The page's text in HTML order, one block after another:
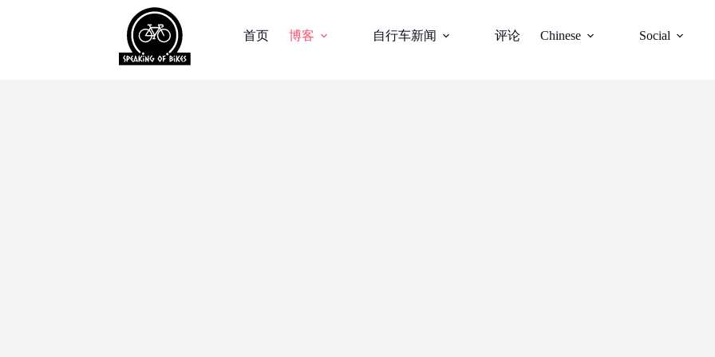
首页 博客 自行车新闻 评论 Chinese Social